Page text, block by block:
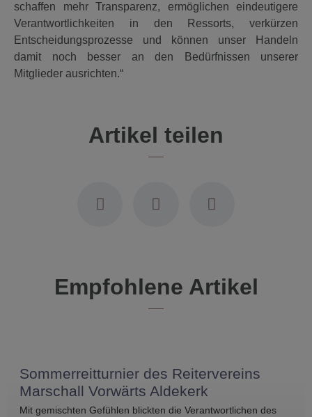
schaffen mehr Transparenz, ermöglichen eindeutigere
Verantwortlichkeiten in den Ressorts, verkürzen
Entscheidungsprozesse und können unser Handeln
damit noch besser an den Bedürfnissen unserer
Mitglieder ausrichten.“
Artikel teilen
Empfohlene Artikel
Sommerreitturnier des Reitervereins
Marschall Vorwärts Aldekerk
Mit gemischten Gefühlen blickten die Verantwortlichen des